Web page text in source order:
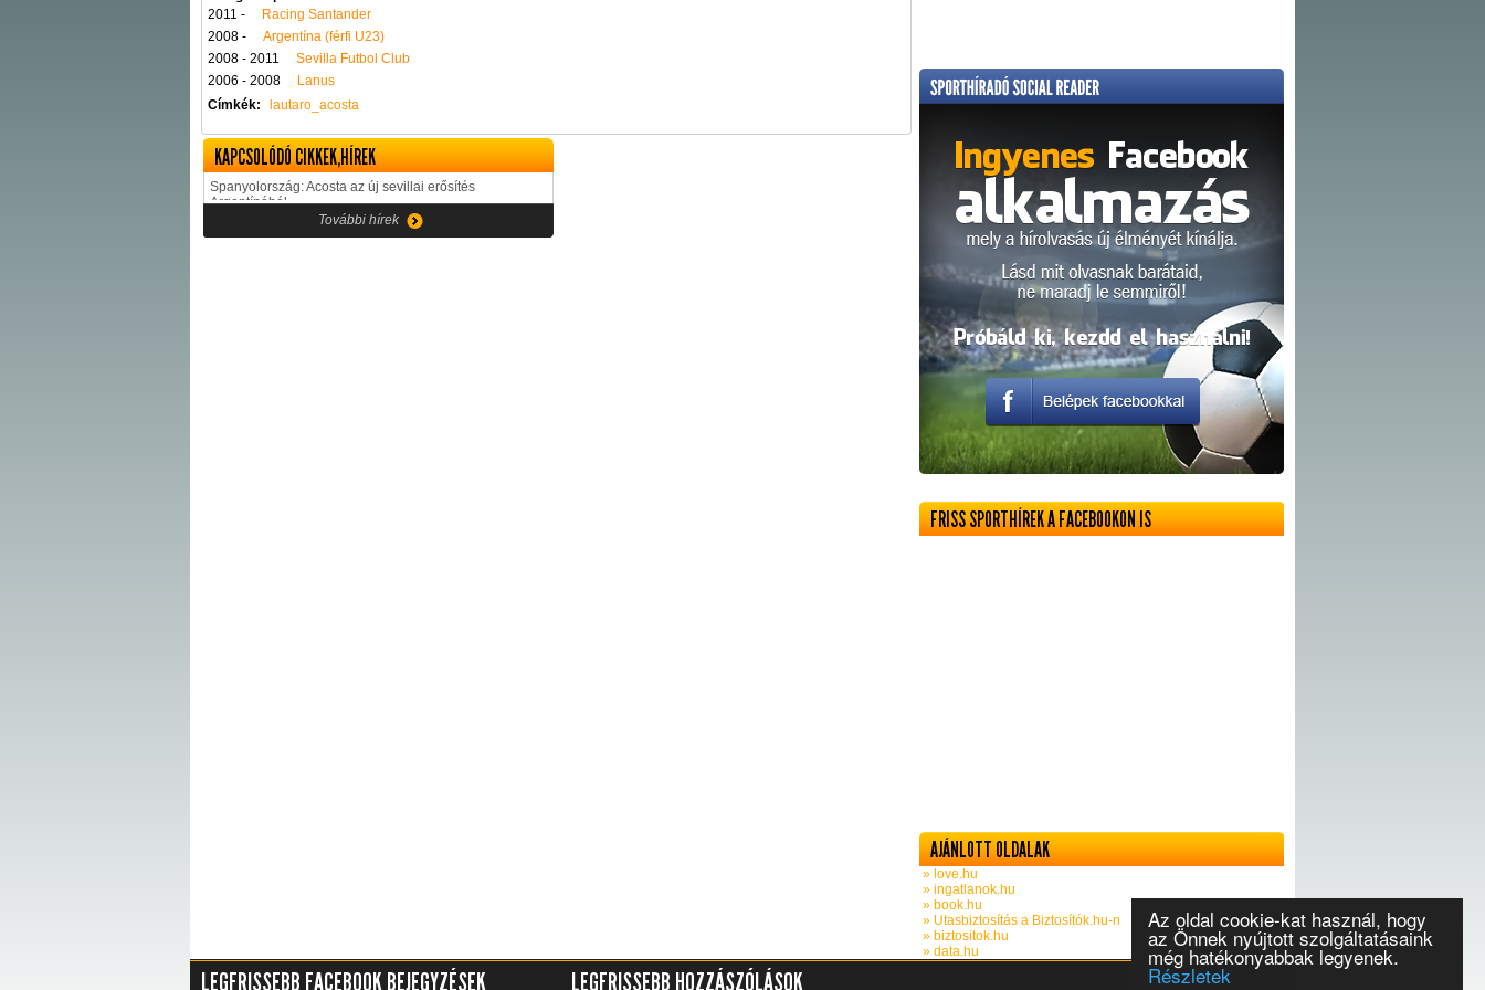
Az oldal cookie-kat használ, hogy
az Önnek nyújtott szolgáltatásaink
még hatékonyabbak legyenek.
Részletek
2011 -
Racing Santander
2008 -
Argentína (férfi U23)
2008 - 2011
Sevilla Futbol Club
2006 - 2008
Lanus
Címkék:
lautaro_acosta
KAPCSOLÓDÓ CIKKEK,HÍREK
Spanyolország: Acosta az új sevillai erősítés
Argentínából
További hírek
FRISS SPORTHÍREK A FACEBOOKON IS
AJÁNLOTT OLDALAK
» love.hu
» ingatlanok.hu
» book.hu
» Utasbiztosítás a Biztosítók.hu-n
» biztositok.hu
» data.hu
LEGFRISSEBB FACEBOOK BEJEGYZÉSEK LEGFRISSEBB HOZZÁSZÓLÁSOK